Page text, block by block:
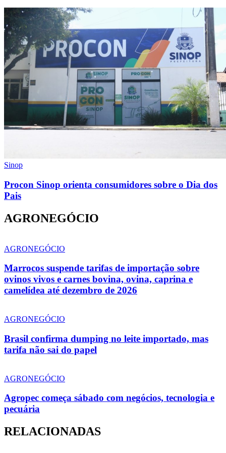
Sinop
Procon Sinop orienta consumidores sobre o Dia dos
Pais
AGRONEGÓCIO
AGRONEGÓCIO
Marrocos suspende tarifas de importação sobre
ovinos vivos e carnes bovina, ovina, caprina e
camelídea até dezembro de 2026
AGRONEGÓCIO
Brasil confirma dumping no leite importado, mas
tarifa não sai do papel
AGRONEGÓCIO
Agropec começa sábado com negócios, tecnologia e
pecuária
RELACIONADAS